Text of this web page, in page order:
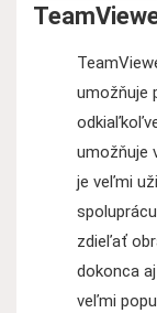
umožňuje
umožňuje
je veľmi
zdieľať
dokonca
veľmi